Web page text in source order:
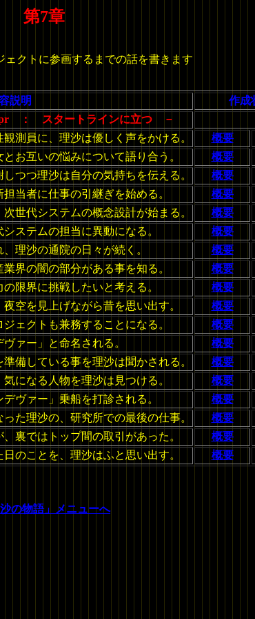
第7章
ェクトに参画するまでの話を書きます
説明
作成
： スタートラインに立つ －
測員に、理沙は優しく声をかける。 概要
お互いの悩みについて語り合う。 概要
つつ理沙は自分の気持ちを伝える。 概要
当者に仕事の引継ぎを始める。 概要
世代システムの概念設計が始まる。 概要
ステムの担当に異動になる。 概要
理沙の通院の日々が続く。 概要
界の闇の部分がある事を知る。 概要
限界に挑戦したいと考える。 概要
空を見上げながら昔を思い出す。 概要
ェクトも兼務することになる。 概要
ァー」と命名される。 概要
備している事を理沙は聞かされる。 概要
になる人物を理沙は見つける。 概要
ヴァー」乗船を打診される。 概要
た理沙の、研究所での最後の仕事。 概要
裏ではトップ間の取引があった。 概要
のことを、理沙はふと思い出す。 概要
沙の物語」メニューへ